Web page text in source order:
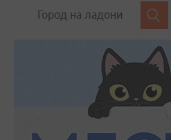
Город на ладони